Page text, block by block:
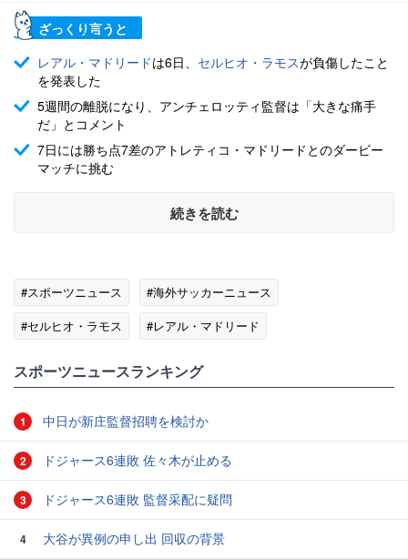
ざっくり言うと
レアル・マドリードは6日、 セルヒオ・ラモスが負傷したこと
を発表した
5週間の離脱になり、アンチェロッティ監督は「大きな痛手
だ」とコメント
7日には勝ち点7差のアトレティコ・マドリードとのダービー
マッチに挑む
続きを読む
#スポーツニュース
#海外サッカーニュース
#セルヒオ・ラモス
#レアル・マドリード
スポーツニュースランキング
1 中日が新庄監督招聘を検討か
2 ドジャース6連敗 佐々木が止める
3 ドジャース6連敗 監督采配に疑問
4 大谷が異例の申し出 回収の背景